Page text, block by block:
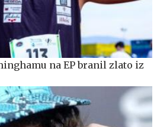
na EP branil zlato iz